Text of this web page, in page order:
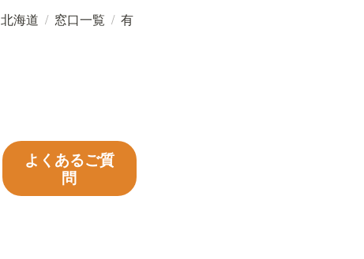
北海道 / 窓口一覧 / 有
よくあるご質
問